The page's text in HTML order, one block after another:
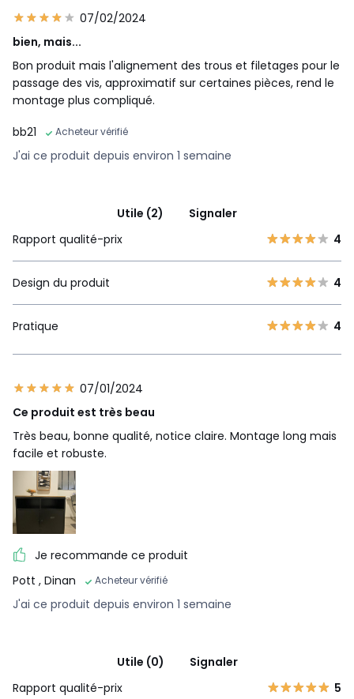
07/02/2024
bien, mais...
Bon produit mais l'alignement des trous et filetages pour le
passage des vis, approximatif sur certaines pièces, rend le
montage plus compliqué.
bb21
Acheteur vérifié
J'ai ce produit depuis environ 1 semaine
Utile (2)
Signaler
Rapport qualité-prix
4
Design du produit 4
Pratique 4
07/01/2024
Ce produit est très beau
Très beau, bonne qualité, notice claire. Montage long mais
facile et robuste.
Je recommande ce produit
Pott , Dinan Acheteur vérifié
J'ai ce produit depuis environ 1 semaine
Utile (0)
Signaler
Rapport qualité-prix
5